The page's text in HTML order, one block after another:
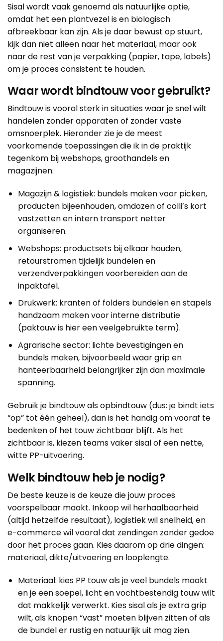
Sisal wordt vaak genoemd als natuurlijke optie,
omdat het een plantvezel is en biologisch
afbreekbaar kan zijn. Als je daar bewust op stuurt,
kijk dan niet alleen naar het materiaal, maar ook
naar de rest van je verpakking (papier, tape, labels)
om je proces consistent te houden.
Waar wordt bindtouw voor gebruikt?
Bindtouw is vooral sterk in situaties waar je snel wilt
handelen zonder apparaten of zonder vaste
omsnoerplek. Hieronder zie je de meest
voorkomende toepassingen die ik in de praktijk
tegenkom bij webshops, groothandels en
magazijnen.
Magazijn & logistiek: bundels maken voor picken,
producten bijeenhouden, omdozen of colli’s kort
vastzetten en intern transport netter
organiseren.
Webshops: productsets bij elkaar houden,
retourstromen tijdelijk bundelen en
verzendverpakkingen voorbereiden aan de
inpaktafel.
Drukwerk: kranten of folders bundelen en stapels
handzaam maken voor interne distributie
(paktouw is hier een veelgebruikte term).
Agrarische sector: lichte bevestigingen en
bundels maken, bijvoorbeeld waar grip en
hanteerbaarheid belangrijker zijn dan maximale
spanning.
Gebruik je bindtouw als opbindtouw (dus: je bindt iets
“op” tot één geheel), dan is het handig om vooraf te
bedenken of het touw zichtbaar blijft. Als het
zichtbaar is, kiezen teams vaker sisal of een nette,
witte PP-uitvoering.
Welk bindtouw heb je nodig?
De beste keuze is de keuze die jouw proces
voorspelbaar maakt. Inkoop wil herhaalbaarheid
(altijd hetzelfde resultaat), logistiek wil snelheid, en
e-commerce wil vooral dat zendingen zonder gedoe
door het proces gaan. Kies daarom op drie dingen:
materiaal, dikte/uitvoering en looplengte.
Materiaal: kies PP touw als je veel bundels maakt
en je een soepel, licht en vochtbestendig touw wilt
dat makkelijk verwerkt. Kies sisal als je extra grip
wilt, als knopen “vast” moeten blijven zitten of als
de bundel er rustig en natuurlijk uit mag zien.